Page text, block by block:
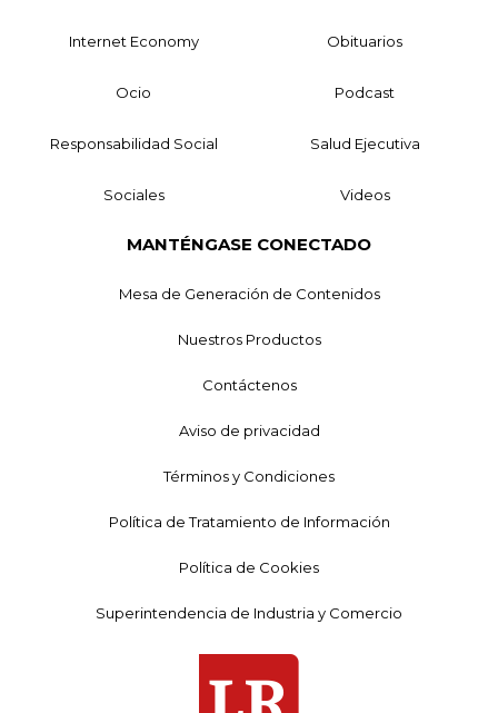
Internet Economy Obituarios
Ocio Podcast
Responsabilidad Social Salud Ejecutiva
Sociales Videos
MANTÉNGASE CONECTADO
Mesa de Generación de Contenidos
Nuestros Productos
Contáctenos
Aviso de privacidad
Términos y Condiciones
Política de Tratamiento de Información
Política de Cookies
Superintendencia de Industria y Comercio